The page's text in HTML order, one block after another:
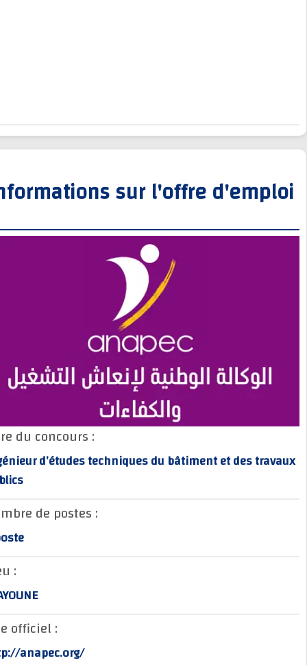
Informations sur l'offre
Titre du concours :
Ingénieur d’études techniques du bâtiment et des
publics
Nombre de postes :
1 poste
Lieu :
LAAYOUNE
Site officiel :
http://anapec.org/